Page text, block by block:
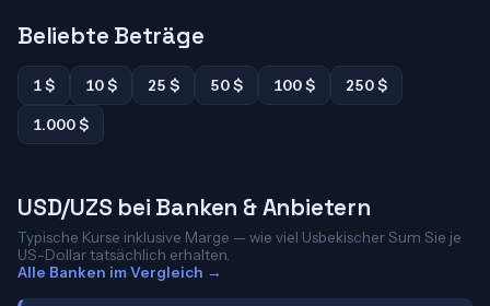
Beliebte Beträge
1 $ 10 $ 25 $ 50 $ 100 $
250 $
1.000 $
USD/UZS bei Banken & Anbietern
Typische Kurse inklusive Marge — wie viel Usbekischer Sum Sie je
US-Dollar tatsächlich erhalten.
Alle Banken im Vergleich →